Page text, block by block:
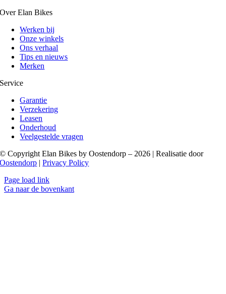
Over Elan Bikes
Werken bij
Onze winkels
Ons verhaal
Tips en nieuws
Merken
Service
Garantie
Verzekering
Leasen
Onderhoud
Veelgestelde vragen
© Copyright Elan Bikes by Oostendorp – 2026 | Realisatie door
Oostendorp |Privacy Policy
Page load link
Ga naar de bovenkant